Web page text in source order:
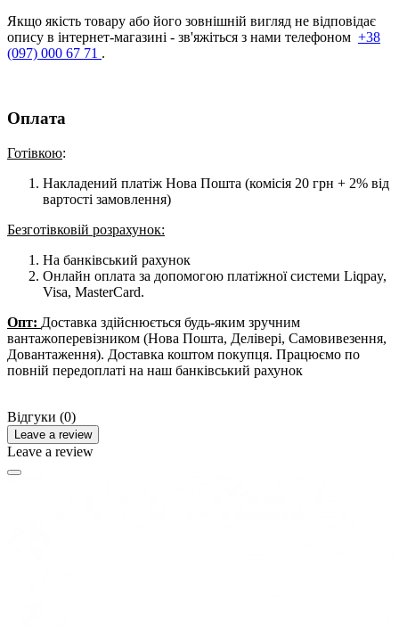
Якщо якість товару або його зовнішній вигляд не відповідає
опису в інтернет-магазині - зв'яжіться з нами телефоном +38
(097) 000 67 71 .
Оплата
Готівкою:
Накладений платіж Нова Пошта (комісія 20 грн + 2% від
вартості замовлення)
Безготівковій розрахунок:
На банківський рахунок
Онлайн оплата за допомогою платіжної системи Liqpay,
Visa, MasterCard.
Опт: Доставка здійснюється будь-яким зручним
вантажоперевізником (Нова Пошта, Делівері, Самовивезення,
Довантаження). Доставка коштом покупця. Працюємо по
повній передоплаті на наш банківський рахунок
Відгуки (0)
Leave a review
Leave a review